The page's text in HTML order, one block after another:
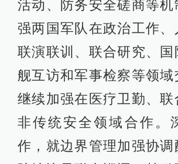
活动、防务安全磋商等机
强两国军队在政治工作、
联演联训、联合研究、国
舰互访和军事检察等领域
继续加强在医疗卫勤、联
非传统安全领域合作。
作，就边界管理加强协调